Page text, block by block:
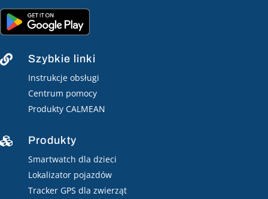
 Szybkie linki
Instrukcje obsługi
Centrum pomocy
Produkty CALMEAN
 Produkty
Smartwatch dla dzieci
Lokalizator pojazdów
Tracker GPS dla zwierząt